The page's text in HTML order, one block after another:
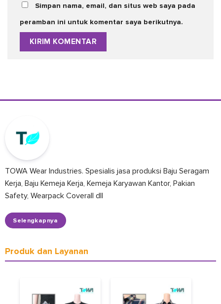
Simpan nama, email, dan situs web saya pada
peramban ini untuk komentar saya berikutnya.
TOWA Wear Industries. Spesialis jasa produksi Baju Seragam
Kerja, Baju Kemeja Kerja, Kemeja Karyawan Kantor, Pakian
Safety, Wearpack Coverall dll
Selengkapnya
Produk dan Layanan